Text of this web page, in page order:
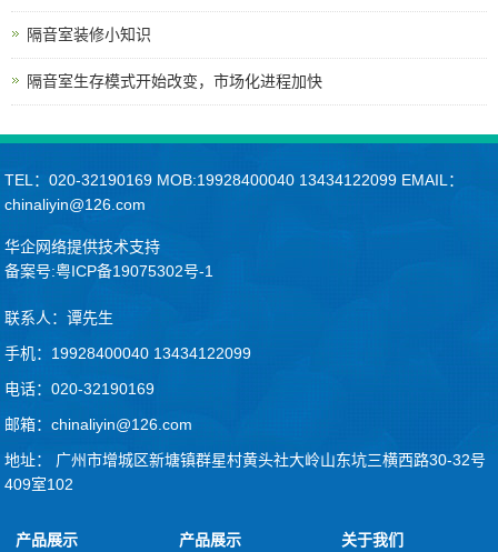
隔音室装修小知识
隔音室生存模式开始改变，市场化进程加快
TEL：020-32190169 MOB:19928400040 13434122099 EMAIL：
chinaliyin@126.com
华企网络提供技术支持
备案号:粤ICP备19075302号-1
联系人：谭先生
手机：19928400040 13434122099
电话：020-32190169
邮箱：chinaliyin@126.com
地址： 广州市增城区新塘镇群星村黄头社大岭山东坑三横西路30-32号
409室102
产品展示 产品展示 关于我们